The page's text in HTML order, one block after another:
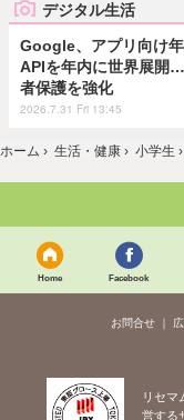
デジタル生活
Google、アプリ向け
APIを年内に世界展開
者保護を強化
2026.7.31 Fri 13:45
ホーム › 生活・健康 › 小学生 ›
Home Facebook
お問合せ
リセマ
営する